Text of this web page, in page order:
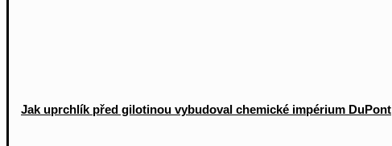
Jak uprchlík před gilotinou vybudoval chemické impérium DuPont